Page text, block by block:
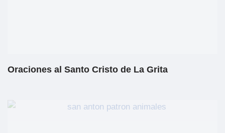
Oraciones al Santo Cristo de La Grita